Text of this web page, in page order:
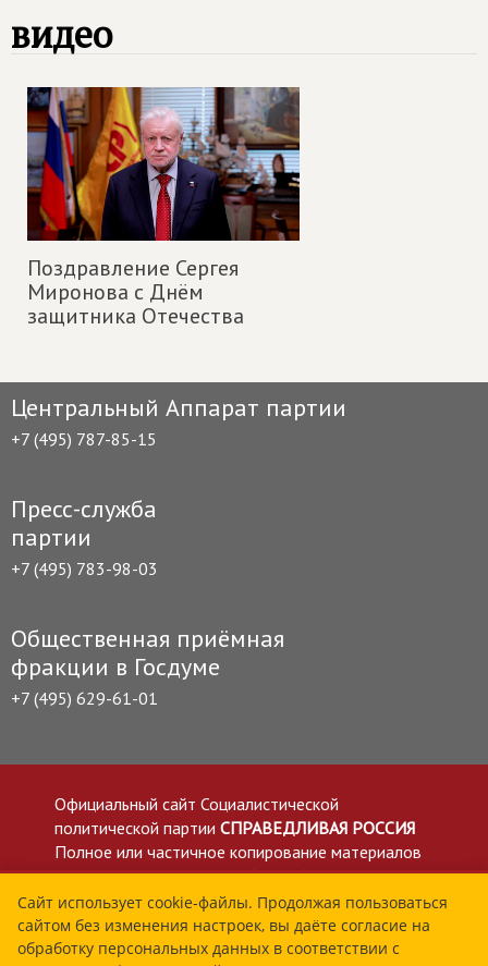
видео
Поздравление Сергея
Миронова с Днём
защитника Отечества
Центральный Аппарат партии
+7 (495) 787-85-15
Пресс-служба
партии
+7 (495) 783-98-03
Общественная приёмная
фракции в Госдуме
+7 (495) 629-61-01
Официальный сайт Социалистической
политической партии СПРАВЕДЛИВАЯ РОССИЯ
Полное или частичное копирование материалов
приветствуется со ссылкой на сайт spravedlivo.ru
Политика в отношении обработки персональных
данных
Все материалы сайта spravedlivo.ru доступны по
Сайт использует cookie-файлы. Продолжая пользоваться
сайтом без изменения настроек, вы даёте согласие на
обработку персональных данных в соответствии с